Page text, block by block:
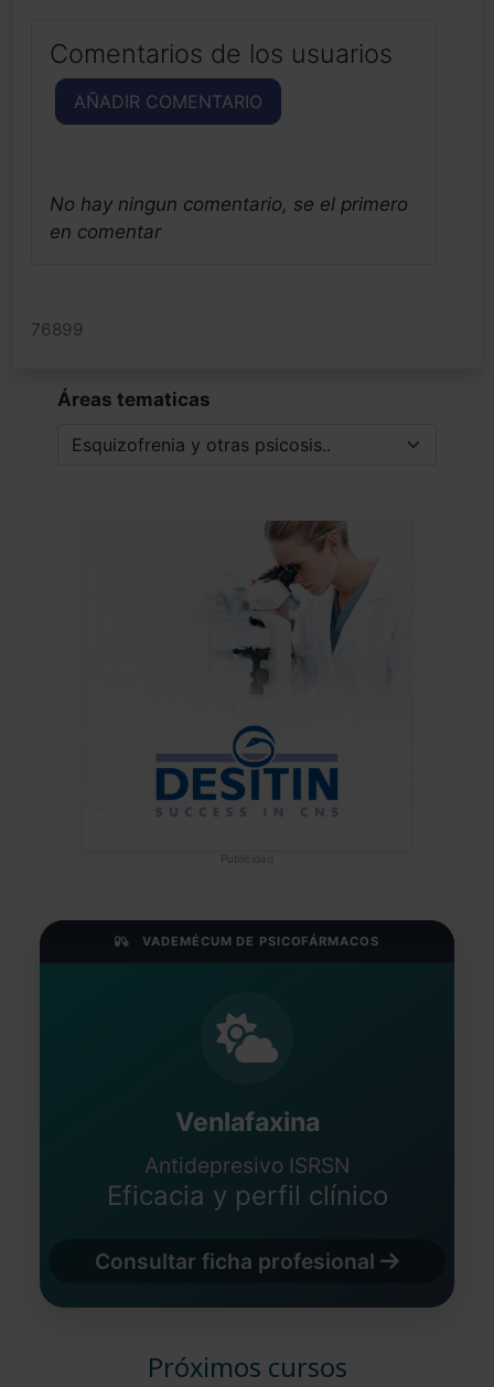
Comentarios de los usuarios
AÑADIR COMENTARIO
No hay ningun comentario, se el primero
en comentar
76899
Áreas tematicas
Publicidad
VADEMÉCUM DE PSICOFÁRMACOS
Venlafaxina
Antidepresivo ISRSN
Eficacia y perfil clínico
Consultar ficha profesional
Próximos cursos